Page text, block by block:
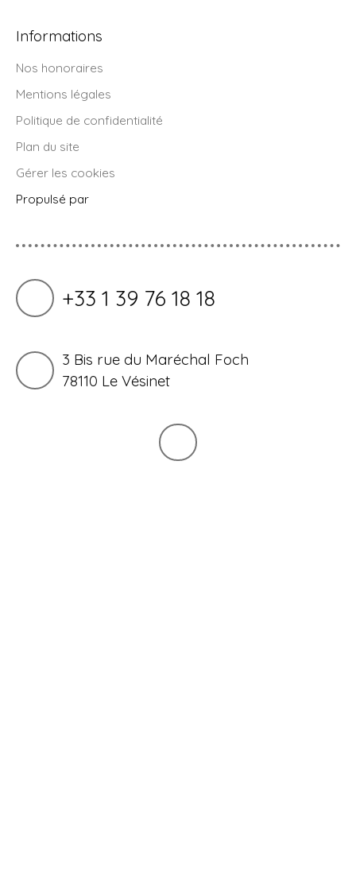
Informations
Nos honoraires
Mentions légales
Politique de confidentialité
Plan du site
Gérer les cookies
Propulsé par
+33 1 39 76 18 18
3 Bis rue du Maréchal Foch
78110 Le Vésinet